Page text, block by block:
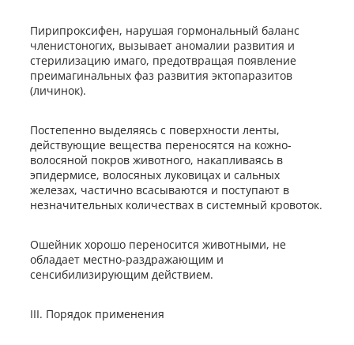
Пирипроксифен, нарушая гормональный баланс
членистоногих, вызывает аномалии развития и
стерилизацию имаго, предотвращая появление
преимагинальных фаз развития эктопаразитов
(личинок).
Постепенно выделяясь с поверхности ленты,
действующие вещества переносятся на кожно-
волосяной покров животного, накапливаясь в
эпидермисе, волосяных луковицах и сальных
железах, частично всасываются и поступают в
незначительных количествах в системный кровоток.
Ошейник хорошо переносится животными, не
обладает местно-раздражающим и
сенсибилизирующим действием.
III. Порядок применения